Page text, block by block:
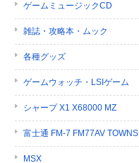
ゲームミュージックCD
雑誌・攻略本・ムック
各種グッズ
ゲームウォッチ・LSIゲーム
シャープ X1 X68000 MZ
富士通 FM-7 FM77AV TOWNS
MSX